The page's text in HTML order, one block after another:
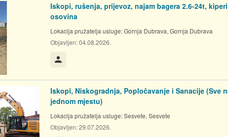
Iskopi, rušenja, prijevoz, najam bagera 2.6-24t,
osovina
Lokacija pružatelja usluge:Gornja Dubrava, Gornja Dubrava
Objavljen:04.08.2026.
Iskopi, Niskogradnja, Popločavanje i Sanacije (Sve
jednom mjestu)
Lokacija pružatelja usluge:Sesvete, Sesvete
Objavljen:29.07.2026.